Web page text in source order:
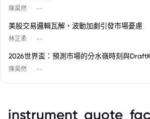
陳昊然 --
美股交易邏輯瓦解，波動加劇引發市場憂慮
林芷柔 --
2026世界盃：預測市場的分水嶺時刻與
陳昊然 --